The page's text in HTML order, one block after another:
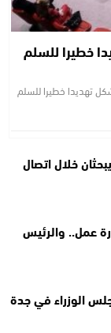
خطيرا للسلم
تهديدا خطيرا للسلم
خلال اتصال
عمل.. والرئيس
الوزراء في جدة